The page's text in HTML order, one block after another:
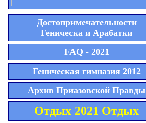
Достопримечательности
Геническа и Арабатки
FAQ - 2021
Геническая гимназия 2012
Архив Приазовской Правды
Отдых 2021 Отдых